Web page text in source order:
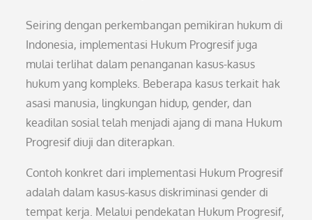
Seiring dengan perkembangan pemikiran hukum di
Indonesia, implementasi Hukum Progresif juga
mulai terlihat dalam penanganan kasus-kasus
hukum yang kompleks. Beberapa kasus terkait hak
asasi manusia, lingkungan hidup, gender, dan
keadilan sosial telah menjadi ajang di mana Hukum
Progresif diuji dan diterapkan.
Contoh konkret dari implementasi Hukum Progresif
adalah dalam kasus-kasus diskriminasi gender di
tempat kerja. Melalui pendekatan Hukum Progresif,